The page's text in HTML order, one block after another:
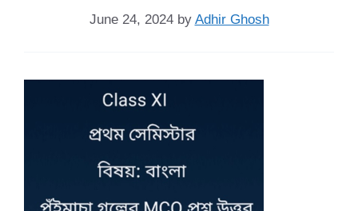
June 24, 2024 by Adhir Ghosh